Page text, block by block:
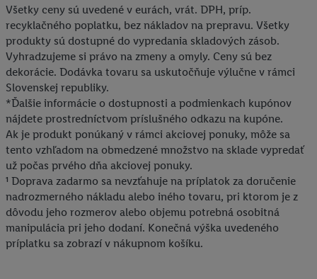
Všetky ceny sú uvedené v eurách, vrát. DPH, príp.
recyklačného poplatku, bez nákladov na prepravu. Všetky
produkty sú dostupné do vypredania skladových zásob.
Vyhradzujeme si právo na zmeny a omyly. Ceny sú bez
dekorácie. Dodávka tovaru sa uskutočňuje výlučne v rámci
Slovenskej republiky.
*Ďalšie informácie o dostupnosti a podmienkach kupónov
nájdete prostredníctvom príslušného odkazu na kupóne.
Ak je produkt ponúkaný v rámci akciovej ponuky, môže sa
tento vzhľadom na obmedzené množstvo na sklade vypredať
už počas prvého dňa akciovej ponuky.
¹ Doprava zadarmo sa nevzťahuje na príplatok za doručenie
nadrozmerného nákladu alebo iného tovaru, pri ktorom je z
dôvodu jeho rozmerov alebo objemu potrebná osobitná
manipulácia pri jeho dodaní. Konečná výška uvedeného
príplatku sa zobrazí v nákupnom košíku.
hashovanej e-mailovej adresy a prípadne ďalších
identifikátorov/identifikátorov, ktoré má spoločnosť Criteo SA k
dispozícii.
V časti "Prispôsobiť" môžete povoliť jednotlivé účely a nájsť
ďalšie informácie o podmienkach spracúvania osobných
údajov.
Kliknutím na možnosť "Odmietnuť" môžete povoliť iba
používanie potrebných technológií. Kliknutím na " Súhlasím
vyjadríte súhlas so spracúvaním na všetky vyššie uvedené účely.
Ďalšie informácie vrátane informácií o dobe uchovávania
údajov a Vašom práve kedykoľvek odvolať súhlas s účinnosťou
do budúcnosti nájdete v našich zásadách ochrany osobných
údajov.Imprint nájdete tu.